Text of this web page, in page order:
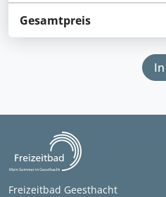
Gesamtpreis
Freizeitbad Geesthacht